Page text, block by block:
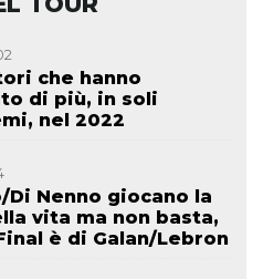
che hanno
di più, in soli
nel 2022
Nenno giocano la
vita ma non basta,
è di Galan/Lebron